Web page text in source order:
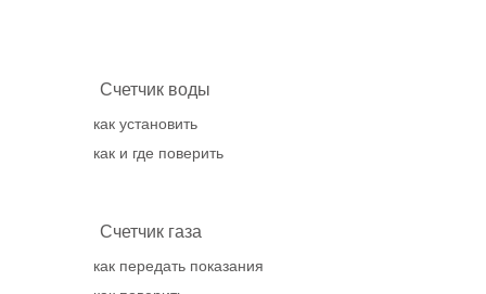
Счетчик воды
как установить
как и где поверить
Счетчик газа
как передать показания